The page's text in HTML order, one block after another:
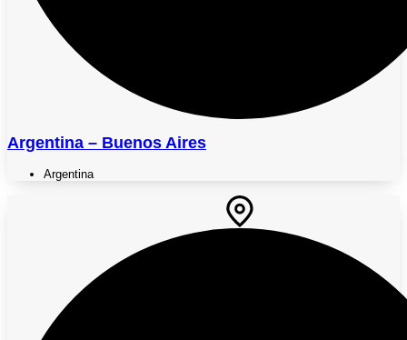
Argentina – Buenos Aires
Argentina